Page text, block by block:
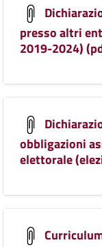
presso altri
2019-2024)
obbligazioni
elettorale